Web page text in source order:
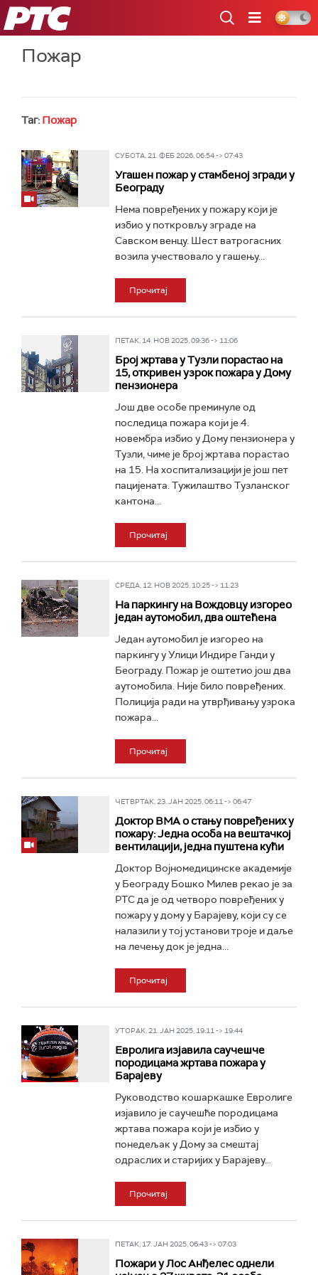
РТС
Пожар
Таг: Пожар
СУБОТА, 21. ФЕБ 2026, 06:54 -> 07:43
Угашен пожар у стамбеној згради у
Београду
Нема повређених у пожару који је
избио у поткровљу зграде на
Савском венцу. Шест ватрогасних
возила учествовало у гашењу...
Прочитај
ПЕТАК, 14. НОВ 2025, 09:36 -> 11:06
Број жртава у Тузли порастао на
15, откривен узрок пожара у Дому
пензионера
Још две особе преминуле од
последица пожара који је 4.
новембра избио у Дому пензионера у
Тузли, чиме је број жртава порастао
на 15. На хоспитализацији је још пет
пацијената. Тужилаштво Тузланског
кантона...
Прочитај
СРЕДА, 12. НОВ 2025, 10:25 -> 11:23
На паркингу на Вождовцу изгорео
један аутомобил, два оштећена
Један аутомобил је изгорео на
паркингу у Улици Индире Ганди у
Београду. Пожар је оштетио још два
аутомобила. Није било повређених.
Полиција ради на утврђивању узрока
пожара...
Прочитај
ЧЕТВРТАК, 23. ЈАН 2025, 06:11 -> 06:47
Доктор ВМА о стању повређених у
пожару: Једна особа на вештачкој
вентилацији, једна пуштена кући
Доктор Војномедицинске академије
у Београду Бошко Милев рекао је за
РТС да је од четворо повређених у
пожару у дому у Барајеву, који су се
налазили у тој установи троје и даље
на лечењу док је једна...
Прочитај
УТОРАК, 21. ЈАН 2025, 19:11 -> 19:44
Евролига изјавила саучешче
породицама жртава пожара у
Барајеву
Руководство кошаркашке Евролиге
изјавило је саучешће породицама
жртава пожара који је избио у
понедељак у Дому за смештај
одраслих и старијих у Барајеву...
Прочитај
ПЕТАК, 17. ЈАН 2025, 06:43 -> 07:03
Пожари у Лос Анђелес однели